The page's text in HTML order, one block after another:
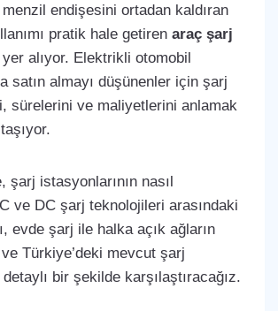
endişesini ortadan kaldıran
pratik hale getiren araç şarj
yer alıyor. Elektrikli otomobil
satın almayı düşünenler için şarj
sürelerini ve maliyetlerini anlamak
şarj istasyonlarının nasıl
ve DC şarj teknolojileri arasındaki
evde şarj ile halka açık ağların
ve Türkiye’deki mevcut şarj
bir şekilde karşılaştıracağız.